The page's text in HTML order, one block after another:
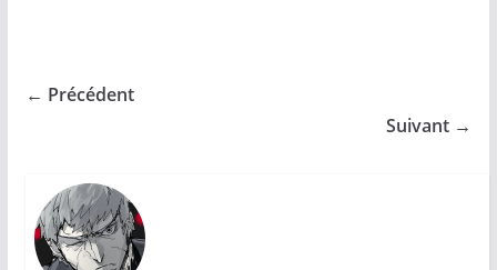
← Précédent
Suivant →